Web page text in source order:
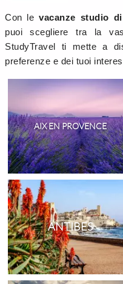
Con levacanze studio
puoi scegliere tra la
StudyTravel ti mette a
preferenze e dei tuoi
AIX EN PROVENCE
ANTIBES